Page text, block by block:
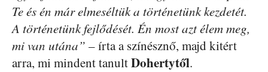
Te és én már elmeséltük a történetünk kezdetét.
A történetünk fejlődését. Én most azt élem meg,
mi van utána” – írta a színésznő, majd kitért
arra, mi mindent tanultDohertytől.